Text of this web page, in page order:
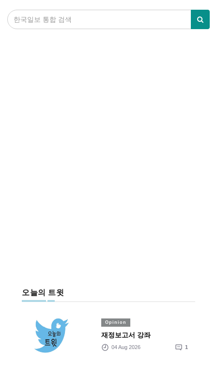
오늘의 트윗
Opinion
재정보고서 강좌
04 Aug 2026 1